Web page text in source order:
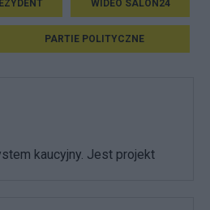
WIDEO SALON24
PARTIE POLITYCZNE
kaucyjny. Jest projekt